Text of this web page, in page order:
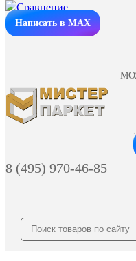
Написать в MAX
8 (495) 970-46-85